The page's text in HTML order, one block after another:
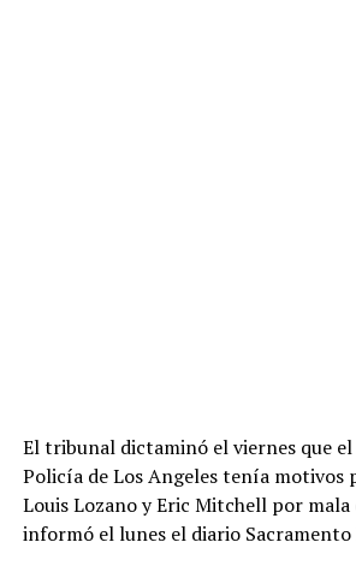
El tribunal dictaminó el viernes que
Policía de Los Angeles tenía motivos
Louis Lozano y Eric Mitchell por mala
informó el lunes el diario Sacramento